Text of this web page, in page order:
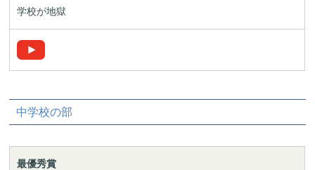
学校が地獄
中学校の部
最優秀賞